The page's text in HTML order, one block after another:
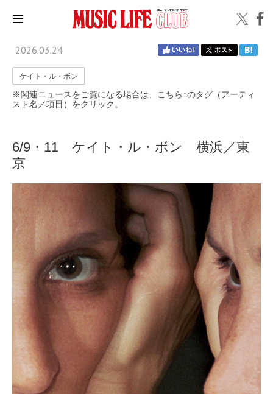
2026.03.24
ケイト・ル・ボン
※関連ニュースをご覧になる場合は、こちら↑のタグ（アーティ
スト名／項目）をクリック。
6/9・11 ケイト・ル・ボン 横浜／東
京